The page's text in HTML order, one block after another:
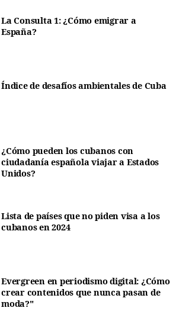
La Consulta 1: ¿Cómo emigrar a
España?
Índice de desafíos ambientales de Cuba
¿Cómo pueden los cubanos con
ciudadanía española viajar a Estados
Unidos?
Lista de países que no piden visa a los
cubanos en 2024
Evergreen en periodismo digital: ¿Cómo
crear contenidos que nunca pasan de
moda?"